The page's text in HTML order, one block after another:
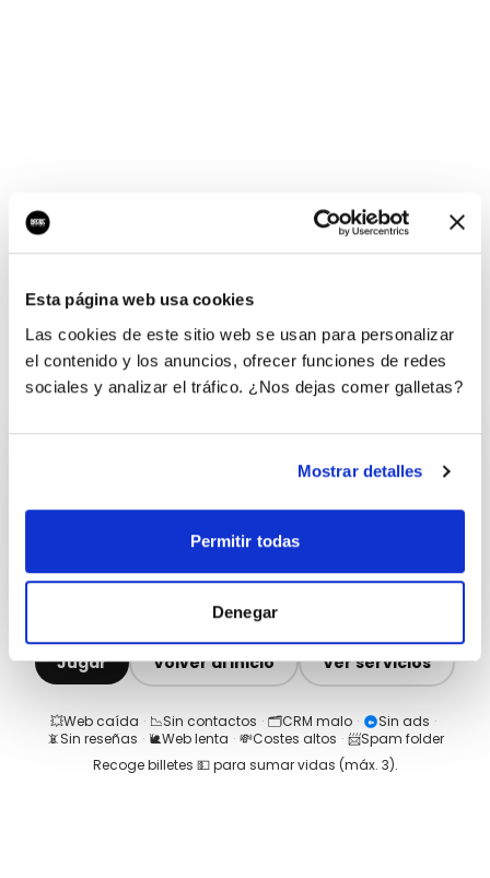
Esta página web usa cookies
Las cookies de este sitio web se usan para personalizar
el contenido y los anuncios, ofrecer funciones de redes
sociales y analizar el tráfico. ¿Nos dejas comer galletas?
Mostrar detalles
Permitir todas
Denegar
¡Ups, no hay nada por
aquí!
¿Quieres jugar al juego del empresario?
Jugar Volver al inicio Ver servicios
💥Web caída · 📉Sin contactos · 🗂️CRM malo · Sin ads ·
📵Sin reseñas · 🐌Web lenta · 💸Costes altos · 📨Spam folder
Recoge billetes 💵 para sumar vidas (máx. 3).